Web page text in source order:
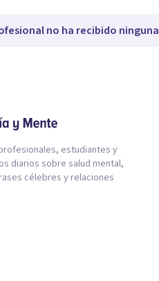
no ha recibido
estudiantes y
diarios sobre salud mental,
célebres y relaciones